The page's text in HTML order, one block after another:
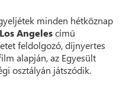
minden hétköznap
Angelescímű
feldolgozó, díjnyertes
alapján, az Egyesült
osztályán játszódik.